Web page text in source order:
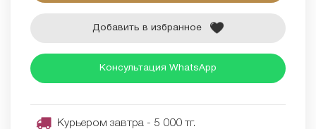
Добавить в избранное
Консультация WhatsApp
Курьером завтра - 5 000 тг.